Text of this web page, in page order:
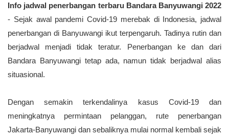
Info jadwal penerbangan terbaru Bandara Banyuwangi 2022
- Sejak awal pandemi Covid-19 merebak di Indonesia, jadwal
penerbangan di Banyuwangi ikut terpengaruh. Tadinya rutin dan
berjadwal menjadi tidak teratur. Penerbangan ke dan dari
Bandara Banyuwangitetap ada, namun tidak berjadwal alias
situasional.
Dengan semakin terkendalinya kasus Covid-19 dan
meningkatnya permintaan pelanggan, rute penerbangan
Jakarta-Banyuwangi dan sebaliknya mulai normal kembali sejak